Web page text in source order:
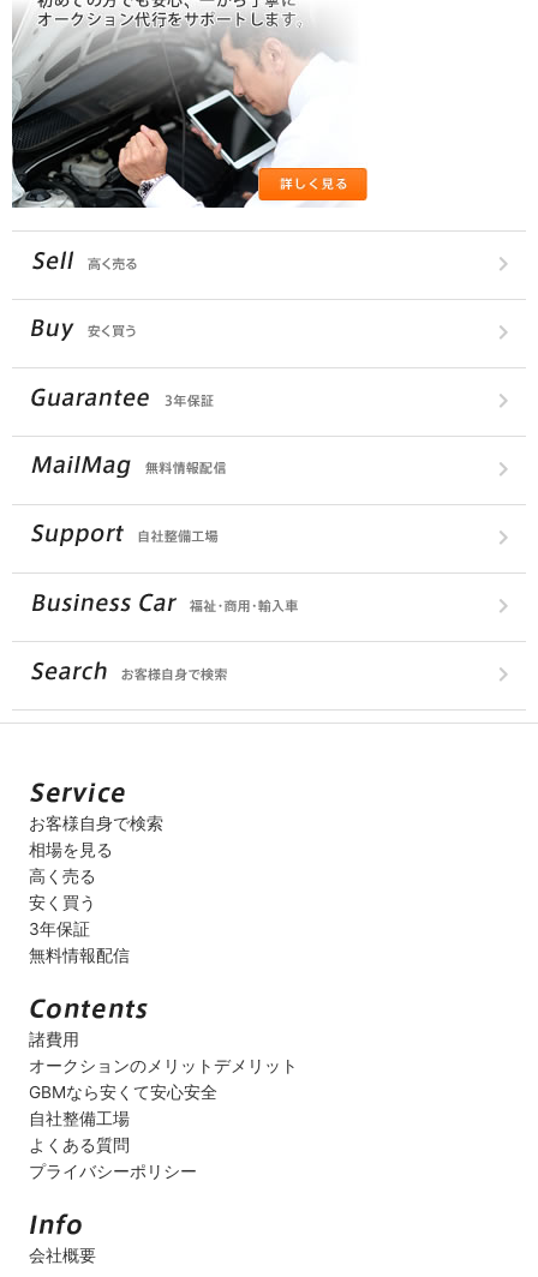
お客様自身で検索
相場を見る
高く売る
安く買う
3年保証
無料情報配信
諸費用
オークションのメリットデメリット
GBMなら安くて安心安全
自社整備工場
よくある質問
プライバシーポリシー
会社概要